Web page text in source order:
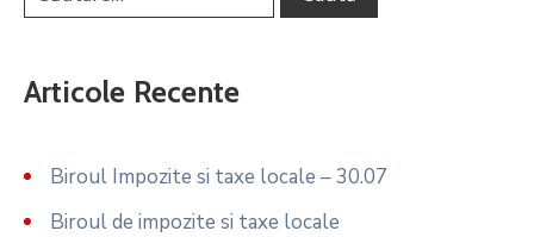
Articole Recente
Biroul Impozite si taxe locale – 30.07
Biroul de impozite si taxe locale